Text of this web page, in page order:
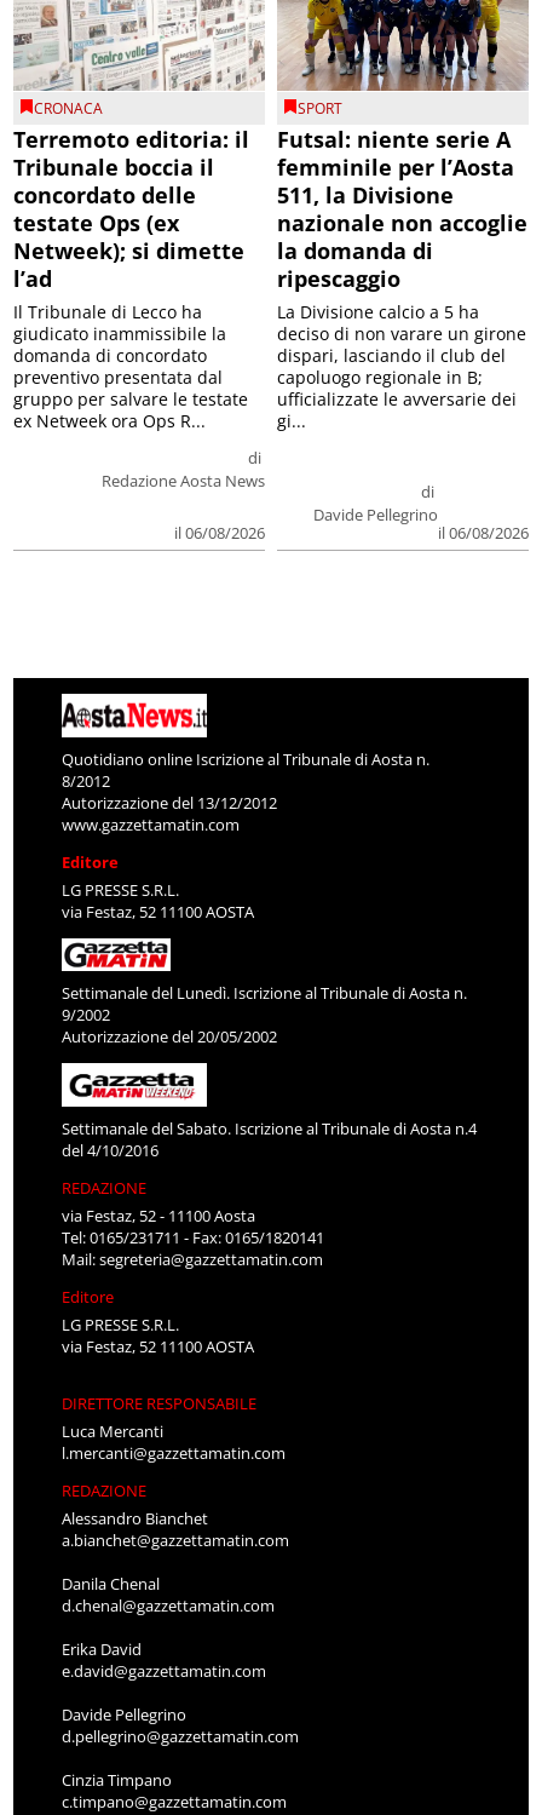
CRONACA
Terremoto editoria: il
Tribunale boccia il
concordato delle
testate Ops (ex
Netweek); si dimette
l’ad
di
Redazione Aosta News
il 06/08/2026
Il Tribunale di Lecco ha
giudicato inammissibile la
domanda di concordato
preventivo presentata dal
gruppo per salvare le testate
ex Netweek ora Ops R...
SPORT
Futsal: niente serie A
femminile per l’Aosta
511, la Divisione
nazionale non accoglie
la domanda di
ripescaggio
di
Davide Pellegrino
il 06/08/2026
La Divisione calcio a 5 ha
deciso di non varare un girone
dispari, lasciando il club del
capoluogo regionale in B;
ufficializzate le avversarie dei
gi...
Quotidiano online Iscrizione al Tribunale di Aosta n.
8/2012
Autorizzazione del 13/12/2012
www.gazzettamatin.com
Editore
LG PRESSE S.R.L.
via Festaz, 52 11100 AOSTA
Settimanale del Lunedì. Iscrizione al Tribunale di Aosta n.
9/2002
Autorizzazione del 20/05/2002
Settimanale del Sabato. Iscrizione al Tribunale di Aosta n.4
del 4/10/2016
REDAZIONE
via Festaz, 52 - 11100 Aosta
Tel: 0165/231711 - Fax: 0165/1820141
Mail:segreteria@gazzettamatin.com
Editore
LG PRESSE S.R.L.
via Festaz, 52 11100 AOSTA
DIRETTORE RESPONSABILE
Luca Mercanti
l.mercanti@gazzettamatin.com
REDAZIONE
Alessandro Bianchet
a.bianchet@gazzettamatin.com
Danila Chenal
d.chenal@gazzettamatin.com
Erika David
e.david@gazzettamatin.com
Davide Pellegrino
d.pellegrino@gazzettamatin.com
Cinzia Timpano
c.timpano@gazzettamatin.com